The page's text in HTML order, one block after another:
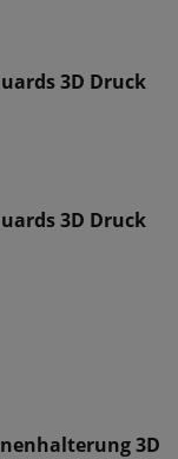
3D Druck
3D Druck
3D